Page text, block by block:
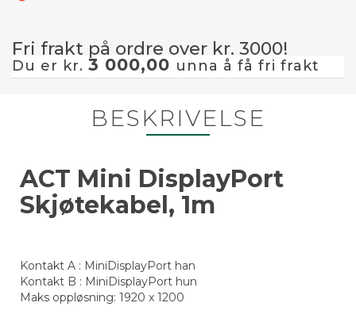
Fri frakt på ordre over kr. 3000!
Du er kr. 3 000,00 unna å få fri frakt
BESKRIVELSE
ACT Mini DisplayPort
Skjøtekabel, 1m
Kontakt A : MiniDisplayPort han
Kontakt B : MiniDisplayPort hun
Maks oppløsning: 1920 x 1200